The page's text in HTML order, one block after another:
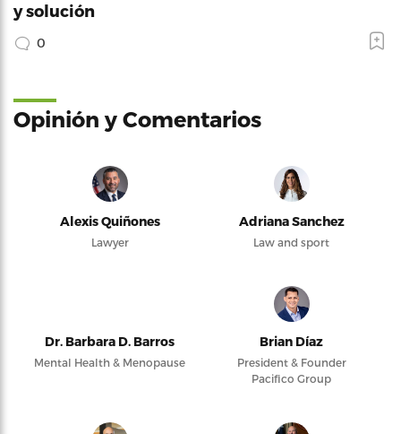
y solución
0
Opinión y Comentarios
Alexis Quiñones
Lawyer
Adriana Sanchez
Law and sport
Dr. Barbara D. Barros
Mental Health & Menopause
Brian Díaz
President & Founder
Pacifico Group